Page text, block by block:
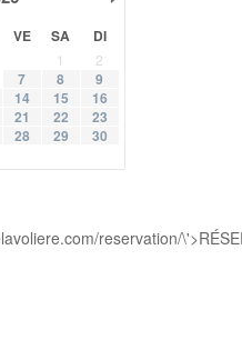
VE SA DI
1
2
7 8
9
14 15
16
21 22
23
28 29
30
reservation/